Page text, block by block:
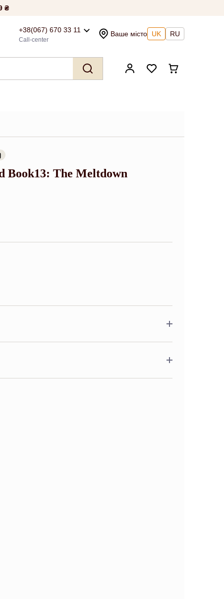
₴
+38(067) 670 33 11
Call-center
Ваше місто UK RU
Book13: The Meltdown